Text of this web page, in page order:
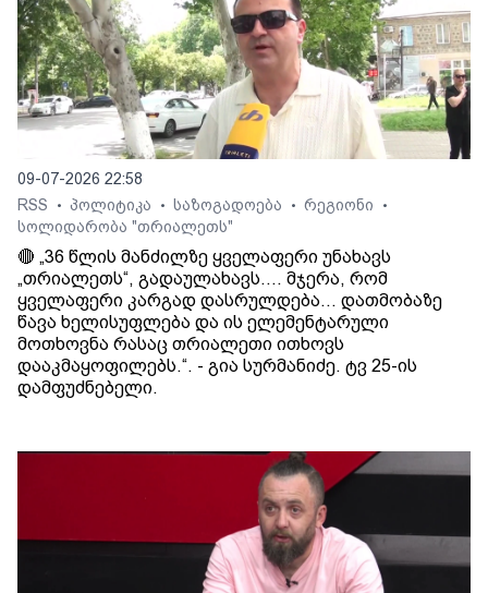
09-07-2026 22:58
RSS
• პოლიტიკა • საზოგადოება • რეგიონი •
სოლიდარობა "თრიალეთს"
🔴 „36 წლის მანძილზე ყველაფერი უნახავს
„თრიალეთს“, გადაულახავს.... მჯერა, რომ
ყველაფერი კარგად დასრულდება... დათმობაზე
წავა ხელისუფლება და ის ელემენტარული
მოთხოვნა რასაც თრიალეთი ითხოვს
დააკმაყოფილებს.“. - გია სურმანიძე. ტვ 25-ის
დამფუძნებელი.